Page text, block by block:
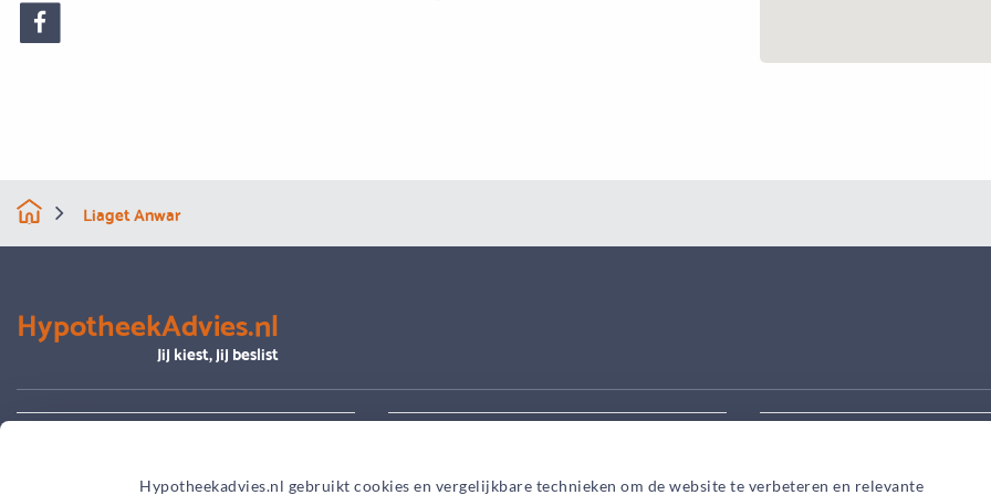
Hypotheekadvies.nl gebruikt cookies en vergelijkbare technieken om de website te verbeteren en relevante
Liaget Anwar
HypotheekAdvies.nl
Jij kiest, jij beslist